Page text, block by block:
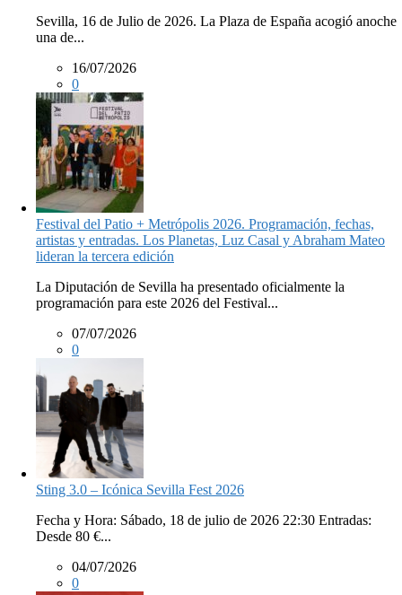
Sevilla, 16 de Julio de 2026. La Plaza de España acogió anoche
una de...
16/07/2026
0
Festival del Patio + Metrópolis 2026. Programación, fechas,
artistas y entradas. Los Planetas, Luz Casal y Abraham Mateo
lideran la tercera edición
La Diputación de Sevilla ha presentado oficialmente la
programación para este 2026 del Festival...
07/07/2026
0
Sting 3.0 – Icónica Sevilla Fest 2026
Fecha y Hora: Sábado, 18 de julio de 2026 22:30 Entradas:
Desde 80 €...
04/07/2026
0